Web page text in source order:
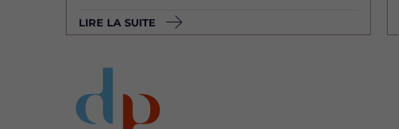
LIRE LA SUITE